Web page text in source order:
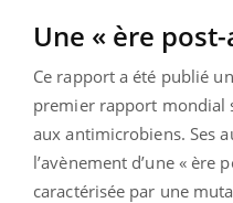
Une « ère
Ce rapport a été publié
premier rapport mondial
aux antimicrobiens. Ses
l’avènement d’une « ère
caractérisée par une